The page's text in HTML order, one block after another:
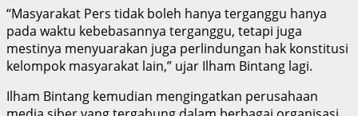
“Masyarakat Pers tidak boleh hanya terganggu hanya
pada waktu kebebasannya terganggu, tetapi juga
mestinya menyuarakan juga perlindungan hak konstitusi
kelompok masyarakat lain,” ujar Ilham Bintang lagi.
Ilham Bintang kemudian mengingatkan perusahaan